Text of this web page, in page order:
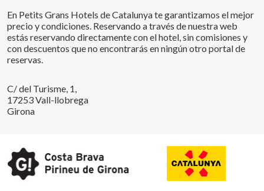
En Petits Grans Hotels de Catalunya te garantizamos el mejor
precio y condiciones. Reservando a través de nuestra web
estás reservando directamente con el hotel, sin comisiones y
con descuentos que no encontrarás en ningún otro portal de
reservas.
C/ del Turisme, 1,
17253 Vall-llobrega
Girona